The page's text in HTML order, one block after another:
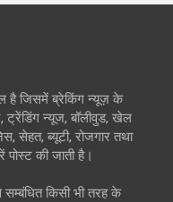
है जिसमें ब्रेकिंग न्यूज़ के
ट्रेंडिंग न्यूज, बॉलीवुड, खेल
सेहत, ब्यूटी, रोजगार तथा
की जाती है।
किसी भी तरह के